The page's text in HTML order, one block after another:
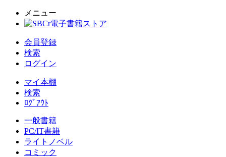
メニュー
会員登録
検索
ログイン
マイ本棚
検索
ﾛｸﾞｱｳﾄ
一般書籍
PC/IT書籍
ライトノベル
コミック